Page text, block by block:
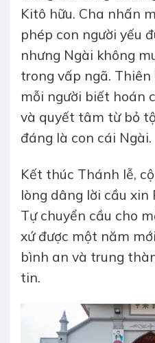
Kitô hữu. Cha nhấn
phép con người yếu
nhưng Ngài không
trong vấp ngã. Thiên
mỗi người biết hoán
và quyết tâm từ bỏ
đáng là con cái Ngài.
Kết thúc Thánh lễ,
lòng dâng lời cầu xin
Tự chuyển cầu cho
xứ được một năm
bình an và trung
tin.